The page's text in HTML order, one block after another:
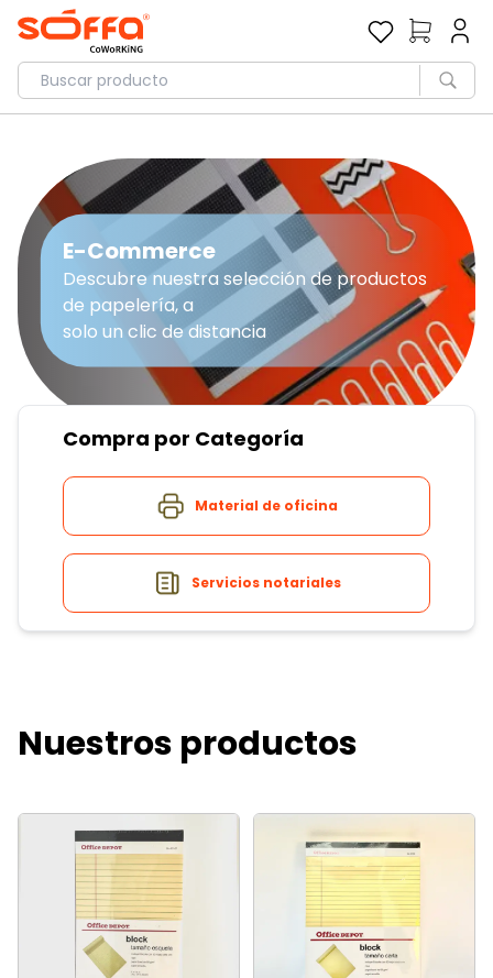
E-Commerce
Descubre nuestra selección de productos
de papelería, a
solo un clic de distancia
Compra por Categoría
Material de oficina
Servicios notariales
Nuestros productos